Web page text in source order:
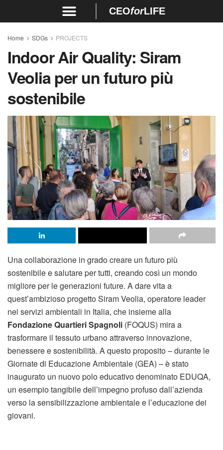
CEOforLIFE
Home SDGs PROJECTS
Indoor Air Quality: Siram
Veolia per un futuro più
sostenibile
Una collaborazione in grado creare un futuro più
sostenibile e salutare per tutti, creando così un mondo
migliore per le generazioni future. A dare vita a
quest’ambizioso progetto Siram Veolia, operatore leader
nei servizi ambientali in Italia, che insieme alla
Fondazione Quartieri Spagnoli (FOQUS) mira a
trasformare il tessuto urbano attraverso innovazione,
benessere e sostenibilità. A questo proposito – durante le
Giornate di Educazione Ambientale (GEA) – è stato
inaugurato un nuovo polo educativo denominato EDUQA,
un esempio tangibile dell’impegno profuso dall’azienda
verso la sensibilizzazione ambientale e l’educazione dei
giovani.